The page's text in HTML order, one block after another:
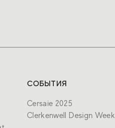
СОБЫТИЯ
Cersaie 2025
Clerkenwell Design Week